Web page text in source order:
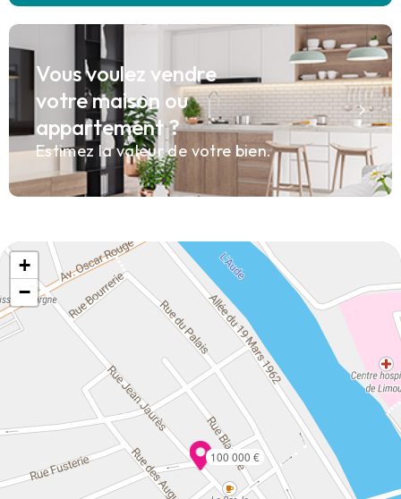
Vous voulez vendre
votre maison ou
appartement ?
Estimez la valeur de votre bien.
100 000 €
+
−